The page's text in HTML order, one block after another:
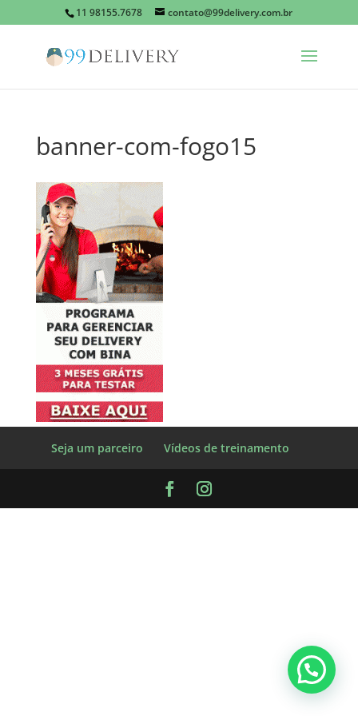
11 98155.7678 contato@99delivery.com.br
banner-com-fogo15
Seja um parceiro Vídeos de treinamento